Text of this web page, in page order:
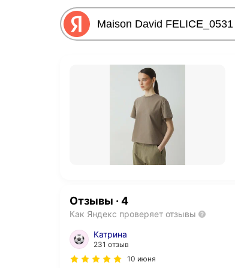
Отзывы · 4
Как Яндекс проверяет отзывы
Катрина
231 отзыв
10 июня